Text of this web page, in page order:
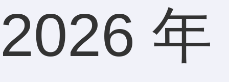
2026 年